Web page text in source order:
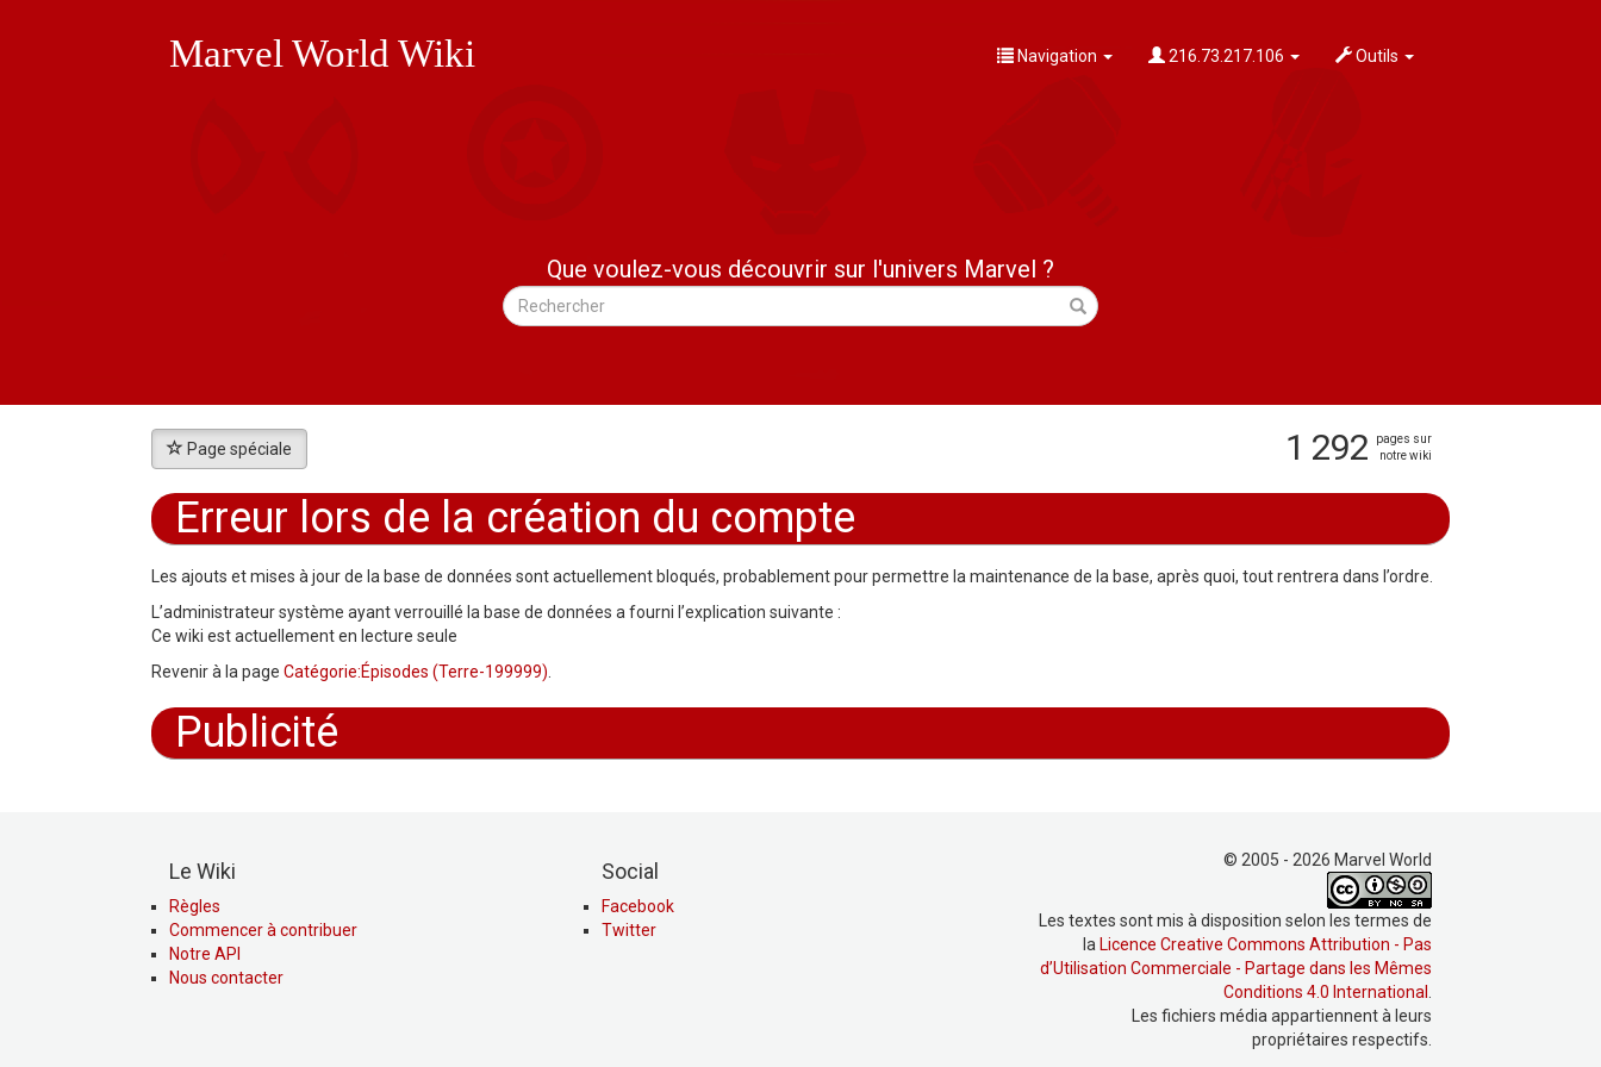
Marvel World Wiki Navigation 216.73.217.106 Outils
Que voulez-vous découvrir sur l'univers Marvel ?
Page spéciale 1 292
pages sur
notre wiki
Erreur lors de la création du compte
Les ajouts et mises à jour de la base de données sont actuellement bloqués, probablement pour permettre la maintenance de la base, après quoi, tout rentrera dans l’ordre.
L’administrateur système ayant verrouillé la base de données a fourni l’explication suivante :
Ce wiki est actuellement en lecture seule
Revenir à la page Catégorie:Épisodes (Terre-199999).
Publicité
Le Wiki
Règles
Commencer à contribuer
Notre API
Nous contacter
Social
Facebook
Twitter
© 2005 - 2026 Marvel World
Les textes sont mis à disposition selon les termes de
la Licence Creative Commons Attribution - Pas
d’Utilisation Commerciale - Partage dans les Mêmes
Conditions 4.0 International
Les fichiers média appartiennent à leurs
propriétaires respectifs.